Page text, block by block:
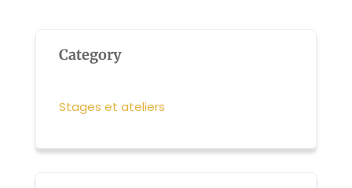
Category
Stages et ateliers